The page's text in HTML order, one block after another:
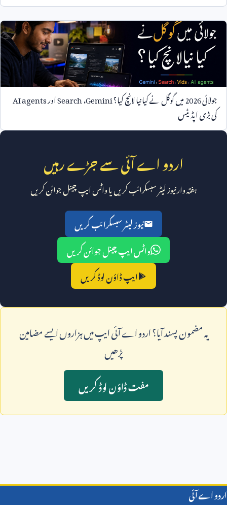
جولائی2026میں گوگل نے کیا نیا لانچ کیا؟Gemini،SearchاورAI agents
کی بڑی اپڈیٹس
اردو اے آئی سے جڑے رہیں
ہفتہ وار نیوز لیٹر سبسکرائب کریں یا واٹس ایپ چینل جوائن کریں
نیوز لیٹر سبسکرائب کریں
واٹس ایپ چینل جوائن کریں
ایپ ڈاؤن لوڈ کریں
يہ مضمون پسند آيا؟ اردو اے آئی ايپ ميں ہزاروں ايسے مضامين
پڑھيں
مفت ڈاؤن لوڈ کريں
اردو اے آئی